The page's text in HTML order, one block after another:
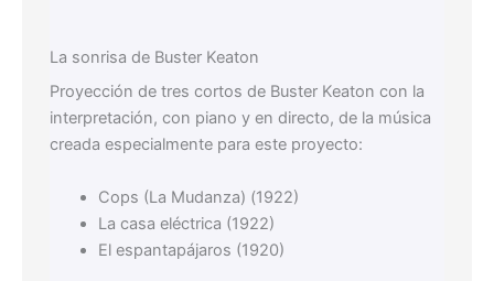
La sonrisa de Buster Keaton
Proyección de tres cortos de Buster Keaton con la
interpretación, con piano y en directo, de la música
creada especialmente para este proyecto:
Cops (La Mudanza) (1922)
La casa eléctrica (1922)
El espantapájaros (1920)